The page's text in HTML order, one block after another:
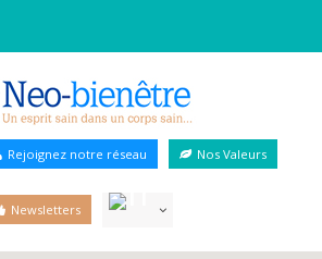
Rejoignez notre réseau Nos Valeurs
Newsletters